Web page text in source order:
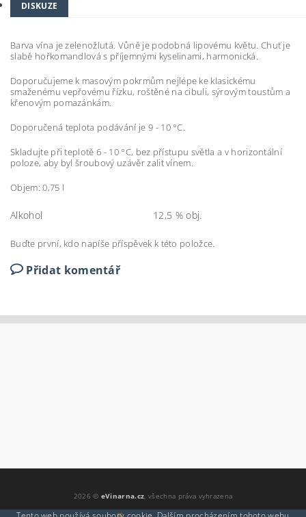
DISKUZE
Barva vína je zelenožlutá. Vůně je podobná lipovému květu. Chuť je
slabě hořkomandlová s příjemnými kyselinami, harmonická.
Doporučujeme k masovým pokrmům nejlépe ke klasickému
smaženému vepřovému řízku, roštěné na cibuli, sýrovým toustům a
křenovým pomazánkám.
Doporučená teplota podávání je 9 - 10 °C.
Skladujte při teplotě 6 - 10 °C, bez přístupu světla a v horizontální
poloze, aby byl šroubový uzávěr zalit vínem.
Objem: 0,75 l
Alkohol 12,5 % obj.
Buďte první, kdo napíše příspěvek k této položce.
Přidat komentář
2026 © eVinarna.cz , všechna práva vyhrazena